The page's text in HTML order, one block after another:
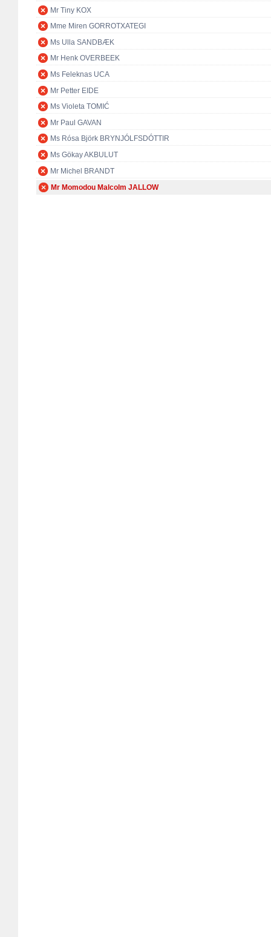
Mr Tiny KOX
Mme Miren GORROTXATEGI
Ms Ulla SANDBÆK
Mr Henk OVERBEEK
Ms Feleknas UCA
Mr Petter EIDE
Ms Violeta TOMIĆ
Mr Paul GAVAN
Ms Rósa Björk BRYNJÓLFSDÓTTIR
Ms Gökay AKBULUT
Mr Michel BRANDT
Mr Momodou Malcolm JALLOW